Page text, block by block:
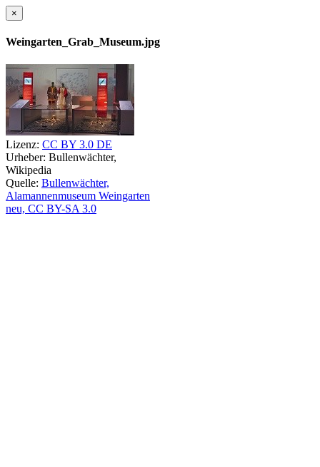
×
Weingarten_Grab_Museum.jpg
Lizenz: CC BY 3.0 DE
Urheber: Bullenwächter,
Wikipedia
Quelle: Bullenwächter,
Alamannenmuseum Weingarten
neu, CC BY-SA 3.0